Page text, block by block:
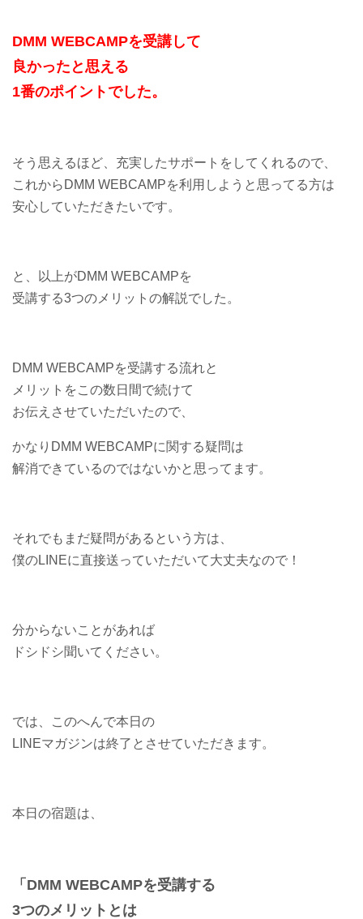
DMM WEBCAMPを受講して
良かったと思える
1番のポイントでした。
そう思えるほど、充実したサポートをしてくれるので、
これからDMM WEBCAMPを利用しようと思ってる方は
安心していただきたいです。
と、以上がDMM WEBCAMPを
受講する3つのメリットの解説でした。
DMM WEBCAMPを受講する流れと
メリットをこの数日間で続けて
お伝えさせていただいたので、
かなりDMM WEBCAMPに関する疑問は
解消できているのではないかと思ってます。
それでもまだ疑問があるという方は、
僕のLINEに直接送っていただいて大丈夫なので！
分からないことがあれば
ドシドシ聞いてください。
では、このへんで本日の
LINEマガジンは終了とさせていただきます。
本日の宿題は、
「DMM WEBCAMPを受講する
3つのメリットとは